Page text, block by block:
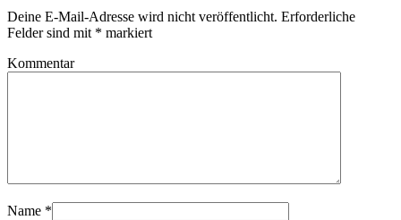
Deine E-Mail-Adresse wird nicht veröffentlicht. Erforderliche
Felder sind mit * markiert
Kommentar
Name *